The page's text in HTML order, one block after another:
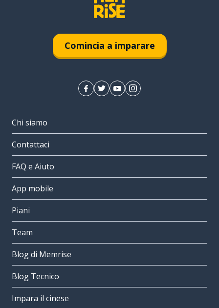
Comincia a imparare
Chi siamo
Contattaci
FAQ e Aiuto
App mobile
Piani
Team
Blog di Memrise
Blog Tecnico
Impara il cinese